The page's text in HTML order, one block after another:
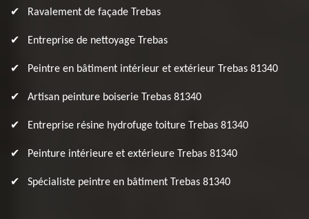
Ravalement de façade Trebas
Entreprise de nettoyage Trebas
Peintre en bâtiment intérieur et extérieur Trebas 81340
Artisan peinture boiserie Trebas 81340
Entreprise résine hydrofuge toiture Trebas 81340
Peinture intérieure et extérieure Trebas 81340
Spécialiste peintre en bâtiment Trebas 81340